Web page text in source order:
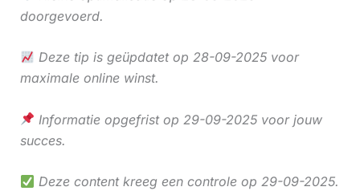
doorgevoerd.
Deze tip is geüpdatet op 28-09-2025 voor
maximale online winst.
Informatie opgefrist op 29-09-2025 voor jouw
succes.
Deze content kreeg een controle op 29-09-2025.